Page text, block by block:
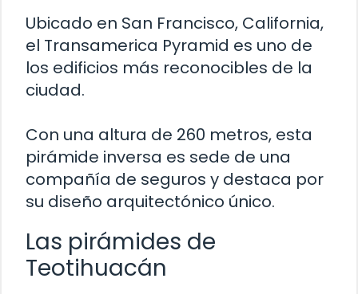
Ubicado en San Francisco, California,
el Transamerica Pyramid es uno de
los edificios más reconocibles de la
ciudad.
Con una altura de 260 metros, esta
pirámide inversa es sede de una
compañía de seguros y destaca por
su diseño arquitectónico único.
Las pirámides de
Teotihuacán